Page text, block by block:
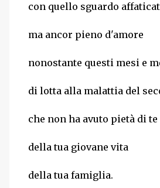
con quello sguardo
ma ancor pieno d'amore
nonostante questi mesi e
di lotta alla malattia del
che non ha avuto pietà di te
della tua giovane vita
della tua famiglia.